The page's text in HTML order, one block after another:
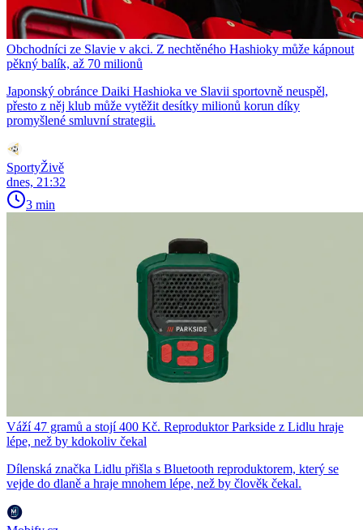
Obchodníci ze Slavie v akci. Z nechtěného Hashioky může kápnout
pěkný balík, až 70 milionů
Japonský obránce Daiki Hashioka ve Slavii sportovně neuspěl,
přesto z něj klub může vytěžit desítky milionů korun díky
promyšlené smluvní strategii.
SportyŽivě
dnes, 21:32
3 min
Váží 47 gramů a stojí 400 Kč. Reproduktor Parkside z Lidlu hraje
lépe, než by kdokoliv čekal
Dílenská značka Lidlu přišla s Bluetooth reproduktorem, který se
vejde do dlaně a hraje mnohem lépe, než by člověk čekal.